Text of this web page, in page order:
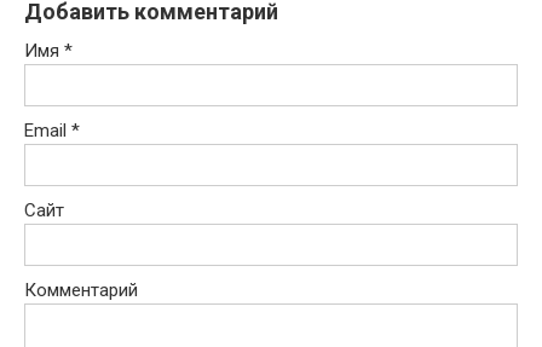
Добавить комментарий
Имя *
Email *
Сайт
Комментарий